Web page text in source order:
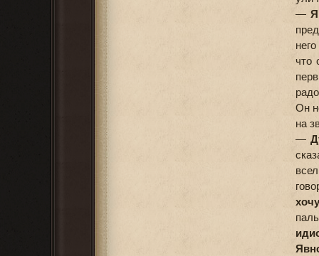
—
что
Он
на
—